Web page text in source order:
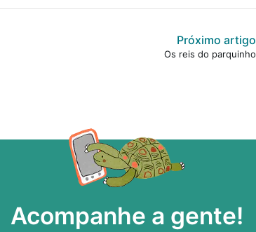
Próximo artigo
Os reis do parquinho
Acompanhe a gente!